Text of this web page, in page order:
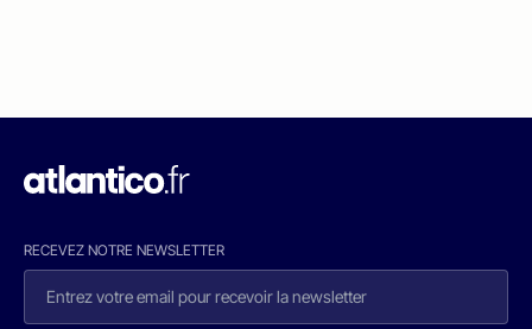
RECEVEZ NOTRE NEWSLETTER